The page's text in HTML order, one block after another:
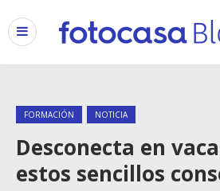
FORMACIÓN NOTICIA
Desconecta en
estos sencillos